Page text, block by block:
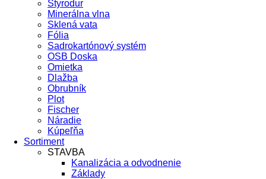
Styrodur
Minerálna vlna
Sklená vata
Fólia
Sadrokartónový systém
OSB Doska
Omietka
Dlažba
Obrubník
Plot
Fischer
Náradie
Kúpeľňa
Sortiment
STAVBA
Kanalizácia a odvodnenie
Základy